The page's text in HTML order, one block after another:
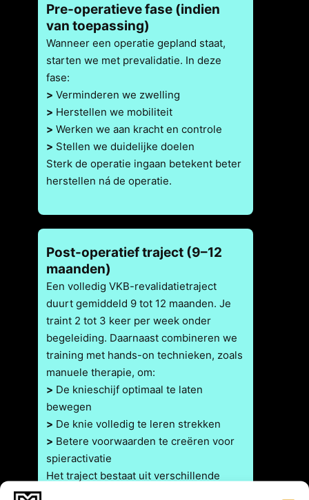
Pre-operatieve fase (indien
van toepassing)
Wanneer een operatie gepland staat,
starten we met prevalidatie. In deze
fase:
> Verminderen we zwelling
> Herstellen we mobiliteit
> Werken we aan kracht en controle
> Stellen we duidelijke doelen
Sterk de operatie ingaan betekent beter
herstellen ná de operatie.
Post-operatief traject (9–12
maanden)
Een volledig VKB-revalidatietraject
duurt gemiddeld 9 tot 12 maanden. Je
traint 2 tot 3 keer per week onder
begeleiding. Daarnaast combineren we
training met hands-on technieken, zoals
manuele therapie, om:
> De knieschijf optimaal te laten
bewegen
> De knie volledig te leren strekken
> Betere voorwaarden te creëren voor
spieractivatie
Het traject bestaat uit verschillende